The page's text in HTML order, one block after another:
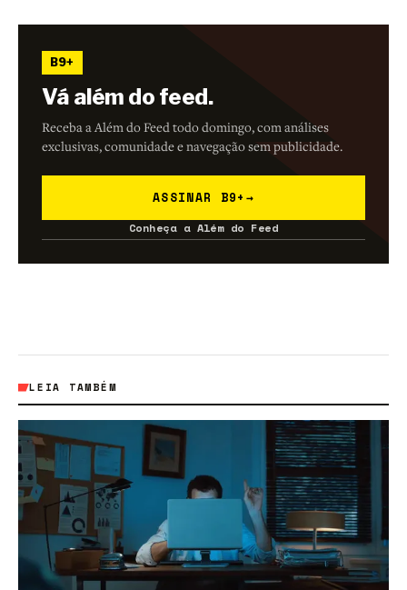
B9+
Vá além do feed.
Receba a Além do Feed todo domingo, com análises
exclusivas, comunidade e navegação sem publicidade.
ASSINAR B9+ →
Conheça a Além do Feed
LEIA TAMBÉM